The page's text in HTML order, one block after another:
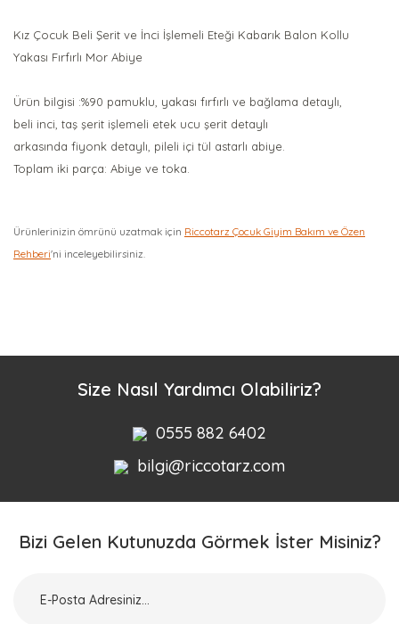
Kız Çocuk Beli Şerit ve İnci İşlemeli Eteği Kabarık Balon Kollu
Yakası Fırfırlı Mor Abiye
Ürün bilgisi :%90 pamuklu, yakası fırfırlı ve bağlama detaylı,
beli inci, taş şerit işlemeli etek ucu şerit detaylı
arkasında fiyonk detaylı, pileli içi tül astarlı abiye.
Toplam iki parça: Abiye ve toka.
Ürünlerinizin ömrünü uzatmak için Riccotarz Çocuk Giyim Bakım ve Özen
Rehberi'ni inceleyebilirsiniz.
Size Nasıl Yardımcı Olabiliriz?
0555 882 6402
bilgi@riccotarz.com
Bizi Gelen Kutunuzda Görmek İster Misiniz?